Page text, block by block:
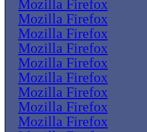
Mozilla Firefox
Mozilla Firefox
Mozilla Firefox
Mozilla Firefox
Mozilla Firefox
Mozilla Firefox
Mozilla Firefox
Mozilla Firefox
Mozilla Firefox